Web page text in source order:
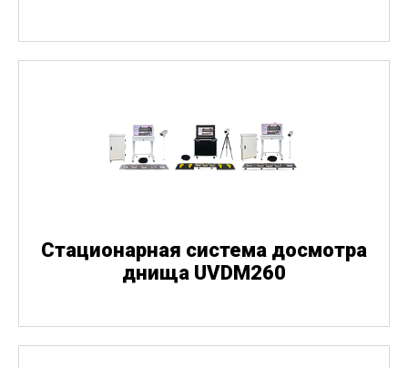
Стационарная система досмотра
днища UVDM260